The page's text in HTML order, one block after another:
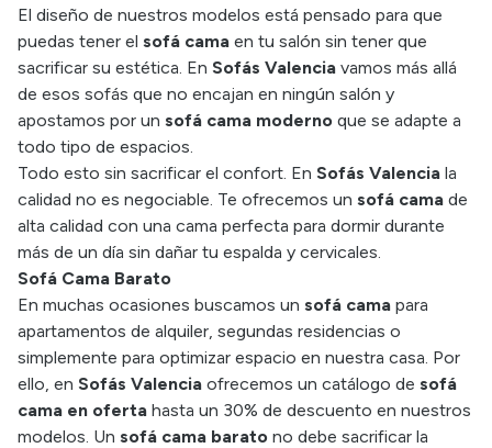
El diseño de nuestros modelos está pensado para que
puedas tener el sofá cama en tu salón sin tener que
sacrificar su estética. En Sofás Valencia vamos más allá
de esos sofás que no encajan en ningún salón y
apostamos por un sofá cama moderno que se adapte a
todo tipo de espacios.
Todo esto sin sacrificar el confort. En Sofás Valencia la
calidad no es negociable. Te ofrecemos un sofá cama de
alta calidad con una cama perfecta para dormir durante
más de un día sin dañar tu espalda y cervicales.
Sofá Cama Barato
En muchas ocasiones buscamos un sofá cama para
apartamentos de alquiler, segundas residencias o
simplemente para optimizar espacio en nuestra casa. Por
ello, en Sofás Valencia ofrecemos un catálogo de sofá
cama en oferta hasta un 30% de descuento en nuestros
modelos. Un sofá cama barato no debe sacrificar la